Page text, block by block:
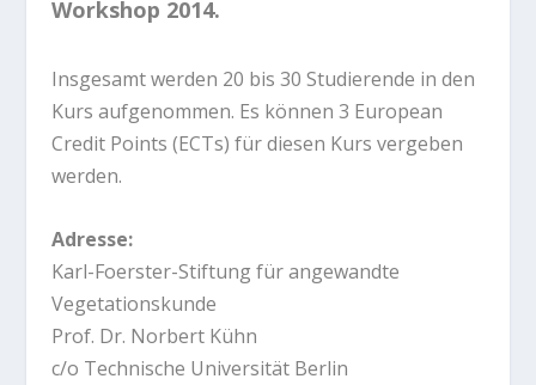
Workshop 2014.
Insgesamt werden 20 bis 30 Studierende in den
Kurs aufgenommen. Es können 3 European
Credit Points (ECTs) für diesen Kurs vergeben
werden.
Adresse:
Karl-Foerster-Stiftung für angewandte
Vegetationskunde
Prof. Dr. Norbert Kühn
c/o Technische Universität Berlin